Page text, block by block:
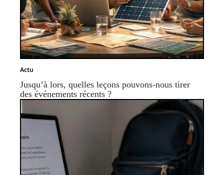
Actu
Jusqu’à lors, quelles leçons pouvons-nous tirer
des événements récents ?